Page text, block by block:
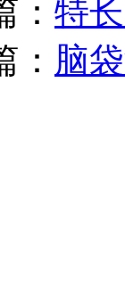
： 特
： 脑